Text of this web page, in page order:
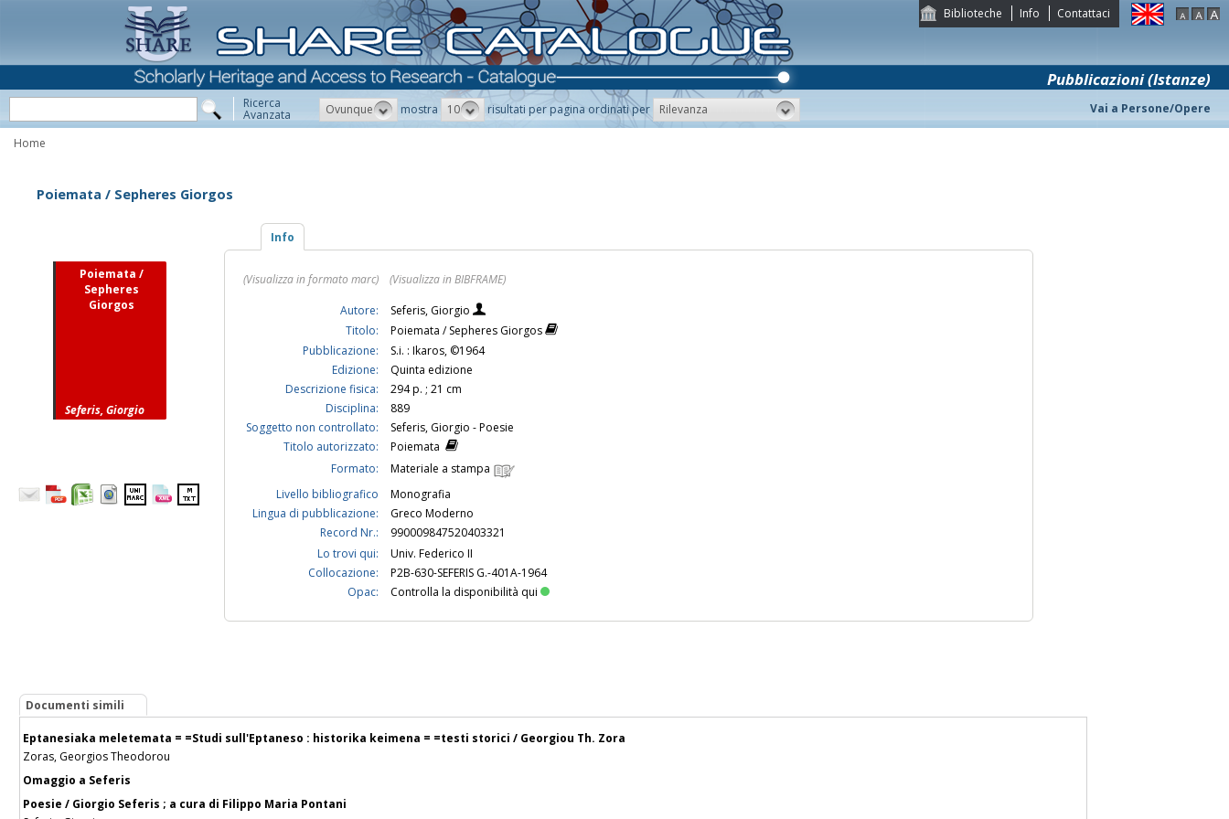
Biblioteche Info Contattaci
Pubblicazioni (Istanze)
Ricerca
Avanzata Ovunque mostra 10 risultati per pagina ordinati per Rilevanza Vai a Persone/Opere
Home
Poiemata / Sepheres Giorgos
Poiemata /
Sepheres
Giorgos
Seferis, Giorgio
Info
(Visualizza in formato marc)
(Visualizza in BIBFRAME)
Autore:
Seferis, Giorgio
Titolo:
Poiemata / Sepheres Giorgos
Pubblicazione:
S.i. : Ikaros, ©1964
Edizione:
Quinta edizione
Descrizione fisica:
294 p. ; 21 cm
Disciplina:
889
Soggetto non controllato:
Seferis, Giorgio - Poesie
Titolo autorizzato:
Poiemata
Formato:
Materiale a stampa
Livello bibliografico
Monografia
Lingua di pubblicazione:
Greco Moderno
Record Nr.:
990009847520403321
Lo trovi qui:
Univ. Federico II
Collocazione:
P2B-630-SEFERIS G.-401A-1964
Opac:
Controlla la disponibilità qui
Documenti simili
Eptanesiaka meletemata = =Studi sull'Eptaneso : historika keimena = =testi storici / Georgiou Th. Zora
Zoras, Georgios Theodorou
Omaggio a Seferis
Poesie / Giorgio Seferis ; a cura di Filippo Maria Pontani